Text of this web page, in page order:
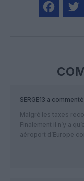
SERGE13 a commenté
Malgré les taxes
Finalement il n’y a
aéroport d’Europe